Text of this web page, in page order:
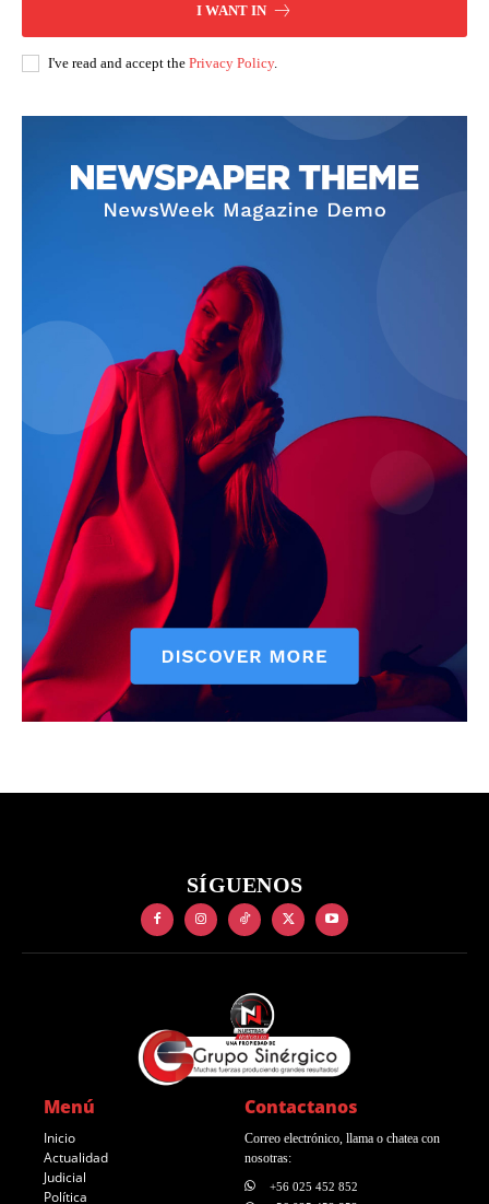
I WANT IN
I've read and accept the Privacy Policy.
SÍGUENOS
Menú
Inicio
Actualidad
Judicial
Política
Contactanos
Correo electrónico, llama o chatea con
nosotras:
+56 025 452 852